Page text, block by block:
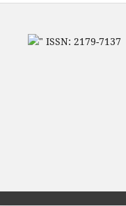
" ISSN: 2179-7137